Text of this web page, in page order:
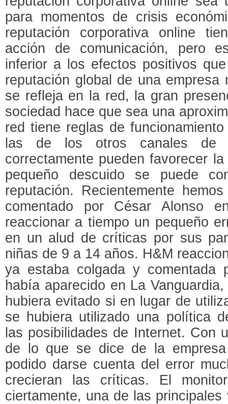
para momentos de crisis
reputación corporativa online
acción de comunicación, pero
inferior a los efectos positivos
reputación global de una
se refleja en la red, la gran
sociedad hace que sea una
red tiene reglas de
las de los otros canales de
correctamente pueden favorecer
pequeño descuido se puede
reputación. Recientemente
comentado por César Alonso
reaccionar a tiempo un pequeño
en un alud de críticas por sus
niñas de 9 a 14 años. H&M
ya estaba colgada y
había aparecido en La
hubiera evitado si en lugar de
se hubiera utilizado una política
las posibilidades de Internet. Con
de lo que se dice de la
podido darse cuenta del error
crecieran las críticas. El
ciertamente, una de las